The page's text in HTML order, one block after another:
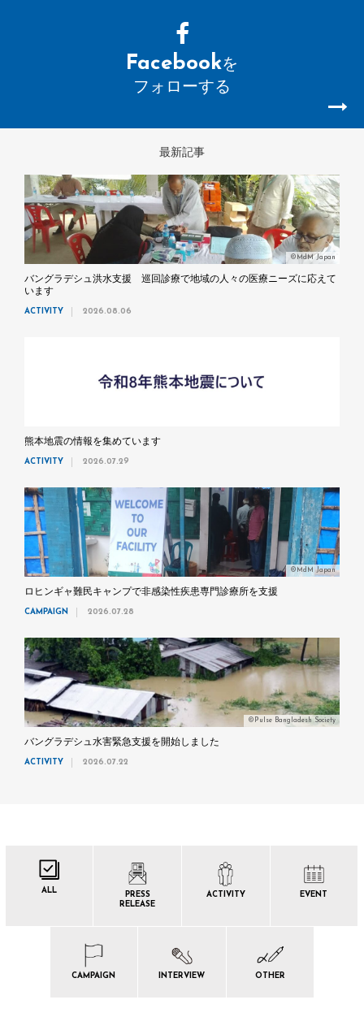
Facebookを
フォローする
最新記事
©MdM Japan
バングラデシュ洪水支援 巡回診療で地域の人々の医療ニーズに応えて
います
ACTIVITY 2026.08.06
熊本地震の情報を集めています
ACTIVITY 2026.07.29
©MdM Japan
ロヒンギャ難民キャンプで非感染性疾患専門診療所を支援
CAMPAIGN 2026.07.28
©Pulse Bangladesh Society
バングラデシュ水害緊急支援を開始しました
ACTIVITY 2026.07.22
ALL
PRESS
RELEASE
ACTIVITY EVENT
CAMPAIGN INTERVIEW OTHER